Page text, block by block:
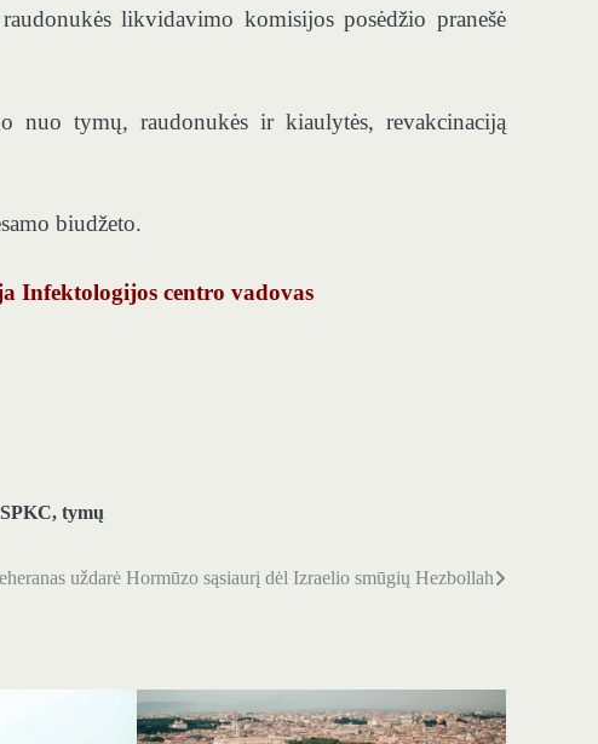
likvidavimo komisijos posėdžio pranešė
nuo tymų, raudonukės ir kiaulytės, revakcinaciją
biudžeto.
Infektologijos centro vadovas
SPKC, tymų
uždarė Hormūzo sąsiaurį dėl Izraelio smūgių Hezbollah